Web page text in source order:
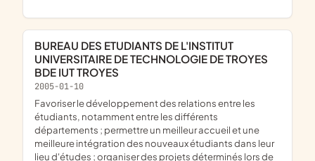
BUREAU DES ETUDIANTS DE L'INSTITUT
UNIVERSITAIRE DE TECHNOLOGIE DE TROYES
BDE IUT TROYES
2005-01-10
favoriser le développement des relations entre les
étudiants, notamment entre les différents
départements ; permettre un meilleur accueil et une
meilleure intégration des nouveaux étudiants dans leur
lieu d'études ; organiser des projets déterminés lors de